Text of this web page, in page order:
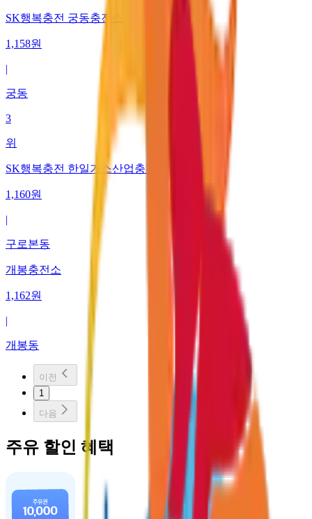
SK행복충전 궁동충전소
1,158원
|
궁동
3
위
SK행복충전 한일가스산업충전소
1,160원
|
구로본동
개봉충전소
1,162원
|
개봉동
이전
1
다음
주유 할인 혜택